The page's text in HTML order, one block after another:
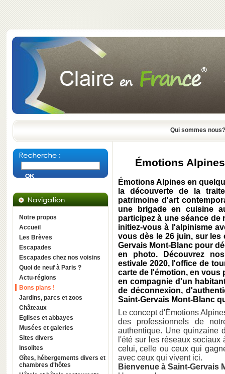
Qui sommes nous?
Notre propos
Accueil
Les Brèves
Escapades
Escapades chez nos voisins
Quoi de neuf à Paris ?
Actu-régions
Bons plans !
Jardins, parcs et zoos
Châteaux
Eglises et abbayes
Musées et galeries
Sites divers
Insolites
Gîtes, hébergements divers et
chambres d'hôtes
Émotions
Émotions Alpines en
la découverte de la
patrimoine d'art
une brigade en cuisine
participez à une séance
initiez-vous à l'alpinisme
vous dès le 26 juin, sur les
Gervais Mont-Blanc pour
en photo. Découvrez
estivale 2020, l'office de
carte de l'émotion, en vous
en compagnie d'un
de déconnexion,
Saint-Gervais Mont-Blanc
Le concept d'Émotions
des professionnels de
authentique. Une quinzaine
l'été sur les réseaux
celui, celle ou ceux qui
avec ceux qui vivent ici.
Bienvenue à Saint-Gervais